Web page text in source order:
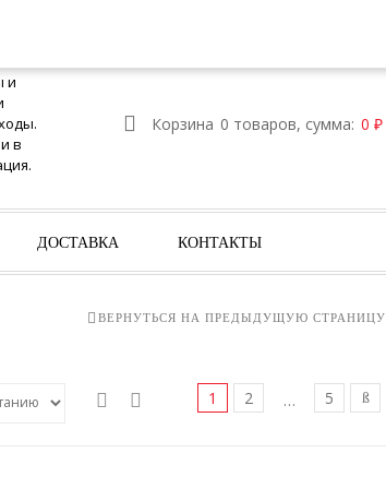
Корзина 0 товаров, сумма: 0 ₽
ДОСТАВКА КОНТАКТЫ
ВЕРНУТЬСЯ НА ПРЕДЫДУЩУЮ СТРАНИЦУ
1 2 … 5